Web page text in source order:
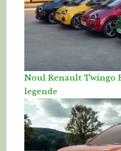
Noul Renault Twingo
legende